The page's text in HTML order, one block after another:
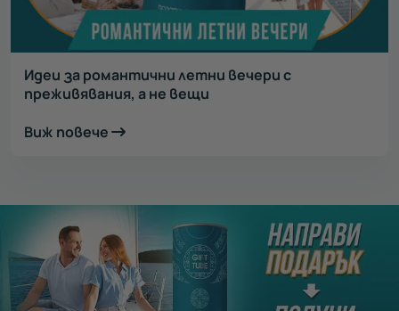
Идеи за романтични летни вечери с
преживявания, а не вещи
Виж повече